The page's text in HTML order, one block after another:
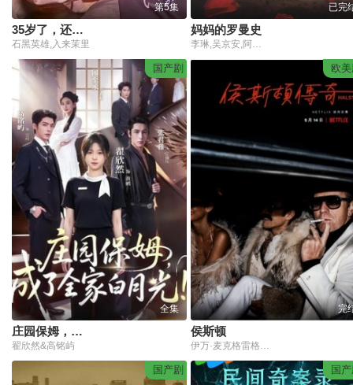
第5集
35岁了，还谈什么恋爱
石黑英雄,入来茉里
已完
妈妈的罗曼史
李琳,吴京安,阿斯茹,孙大川,郭达
国产剧
全集
庄园保姆，成了全家白月光!
翟欣然&高铭屿
欧
完
侯斯顿
国产剧 国